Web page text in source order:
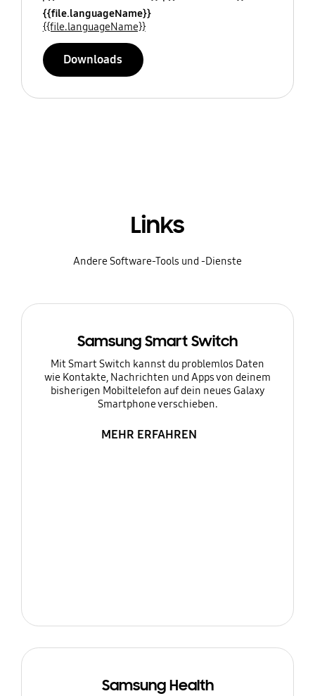
{{file.languageName}}
{{file.languageName}}
Downloads
Links
Andere Software-Tools und -Dienste
Samsung Smart Switch
Mit Smart Switch kannst du problemlos Daten
wie Kontakte, Nachrichten und Apps von deinem
bisherigen Mobiltelefon auf dein neues Galaxy
Smartphone verschieben.
MEHR ERFAHREN
Samsung Health